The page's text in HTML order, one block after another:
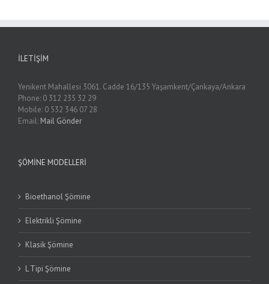
İLETIŞIM
Yenikent Mahallesi 3061. Cadde 16/135 Yaşamkent/Çankaya/Ankara
Phone: 0 312 235 32 29
Mobile: 0 532 346 07 28
Email: Mail Gönder
ŞÖMINE MODELLERI
Bioethanol Şömine
Elektrikli Şömine
Klasik Şömine
L Tipi Şömine